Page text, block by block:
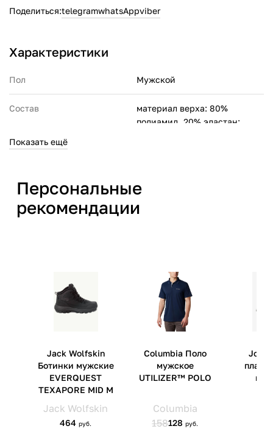
Поделиться:telegramwhatsAppviber
Характеристики
Пол Мужской
Состав
материал верха: 80%
полиамид, 20% эластан;
МЕНЕДЖМЕНТ ПТЕ. ЛТД 6
Шентон Уэй, #18-11, ОУЕ
Даунтаун, Сингапур (068809)
102127-M2
ООО 'Клермонт' 231741,
Гродненская обл.,
Гродненский р-н, а/г Гожа,
Показать ещё
Персональные
рекомендации